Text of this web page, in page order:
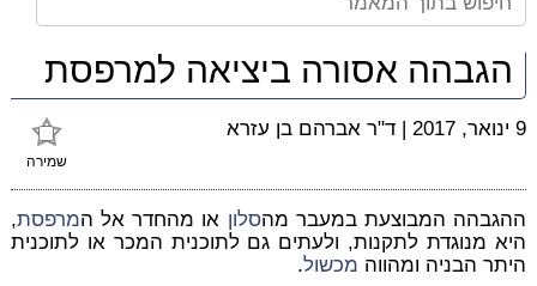
הגבהה אסורה ביציאה למרפסת
שמירה
9 ינואר, 2017 | ד"ר אברהם בן עזרא
ההגבהה המבוצעת במעבר מהסלון או מהחדר אל המרפסת,
היא מנוגדת לתקנות, ולעתים גם לתוכנית המכר או לתוכנית
היתר הבניה ומהווה מכשול.